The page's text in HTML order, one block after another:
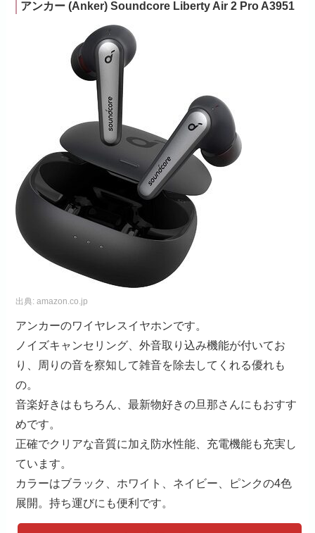
アンカー (Anker) Soundcore Liberty Air 2 Pro A3951
出典:amazon.co.jp
アンカーのワイヤレスイヤホンです。
ノイズキャンセリング、外音取り込み機能が付いてお
り、周りの音を察知して雑音を除去してくれる優れも
の。
音楽好きはもちろん、最新物好きの旦那さんにもおすす
めです。
正確でクリアな音質に加え防水性能、充電機能も充実し
ています。
カラーはブラック、ホワイト、ネイビー、ピンクの4色
展開。持ち運びにも便利です。